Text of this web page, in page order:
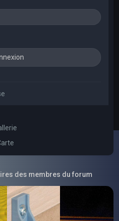
des membres du forum